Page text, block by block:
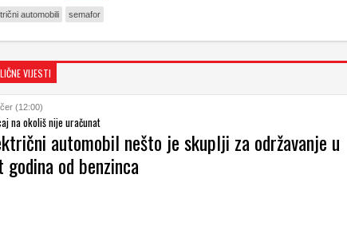
automobili semafor
VIJESTI
(12:00)
na okoliš nije uračunat
automobil nešto je skuplji za održavanje u
godina od benzinca